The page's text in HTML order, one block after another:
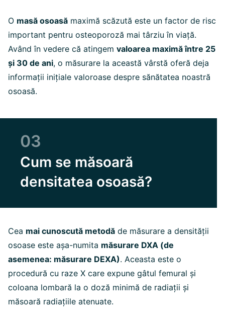
O masă osoasă maximă scăzută este un factor de risc
important pentru osteoporoză mai târziu în viață.
Având în vedere că atingem valoarea maximă între 25
și 30 de ani, o măsurare la această vârstă oferă deja
informații inițiale valoroase despre sănătatea noastră
osoasă.
03
Cum se măsoară
densitatea osoasă?
Cea mai cunoscută metodă de măsurare a densității
osoase este așa-numita măsurare DXA (de
asemenea: măsurare DEXA). Aceasta este o
procedură cu raze X care expune gâtul femural și
coloana lombară la o doză minimă de radiații și
măsoară radiațiile atenuate.